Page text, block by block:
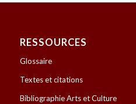
RESSOURCES
Glossaire
Textes et citations
Bibliographie Arts et Culture